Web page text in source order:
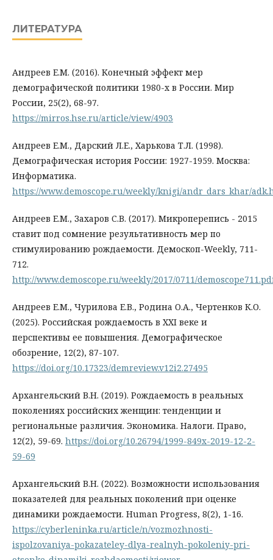
ЛИТЕРАТУРА
Андреев Е.М. (2016). Конечный эффект мер
демографической политики 1980-х в России. Мир
России, 25(2), 68-97.
https://mirros.hse.ru/article/view/4903
Андреев Е.М., Дарский Л.Е., Харькова Т.Л. (1998).
Демографическая история России: 1927-1959. Москва:
Информатика.
https://www.demoscope.ru/weekly/knigi/andr_dars_khar/
Андреев Е.М., Захаров С.В. (2017). Микроперепись - 2015
ставит под сомнение результативность мер по
стимулированию рождаемости. Демоскоп-Weekly, 711-
712.
http://www.demoscope.ru/weekly/2017/0711/
Андреев Е.М., Чурилова Е.В., Родина О.А., Чертенков К.О.
(2025). Российская рождаемость в XXI веке и
перспективы ее повышения. Демографическое
обозрение, 12(2), 87-107.
https://doi.org/10.17323/demreview.v12i2.27495
Архангельский В.Н. (2019). Рождаемость в реальных
поколениях российских женщин: тенденции и
региональные различия. Экономика. Налоги. Право,
12(2), 59-69. https://doi.org/10.26794/1999-849x-2019-12-2-
59-69
Архангельский В.Н. (2022). Возможности использования
показателей для реальных поколений при оценке
динамики рождаемости. Human Progress, 8(2), 1-16.
https://cyberleninka.ru/article/n/vozmozhnosti-
ispolzovaniya-pokazateley-dlya-realnyh-pokoleniy-pri-